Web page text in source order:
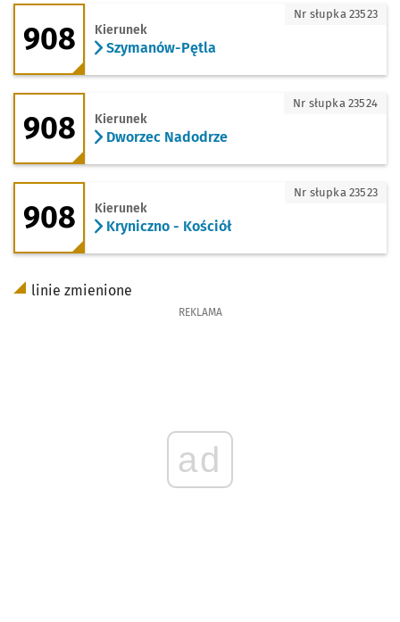
908 - kierunek Szymanów-Pętla
908 Kierunek
Szymanów-Pętla
Nr słupka 23523
908 - kierunek Dworzec Nadodrze
908 Kierunek
Dworzec Nadodrze
Nr słupka 23524
908 - kierunek Kryniczno - Kościół
908 Kierunek
Kryniczno - Kościół
Nr słupka 23523
linie zmienione
REKLAMA
ad